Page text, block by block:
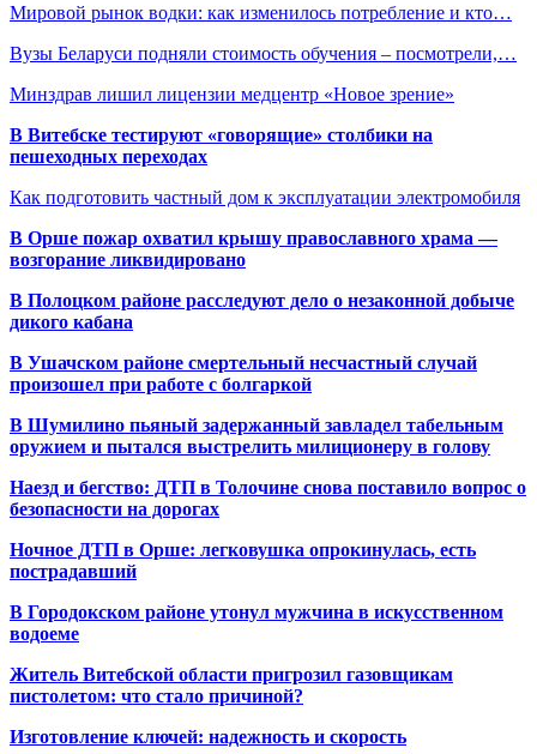
Мировой рынок водки: как изменилось потребление и кто…
Вузы Беларуси подняли стоимость обучения – посмотрели,…
Минздрав лишил лицензии медцентр «Новое зрение»
В Витебске тестируют «говорящие» столбики на
пешеходных переходах
Как подготовить частный дом к эксплуатации электромобиля
В Орше пожар охватил крышу православного храма —
возгорание ликвидировано
В Полоцком районе расследуют дело о незаконной добыче
дикого кабана
В Ушачском районе смертельный несчастный случай
произошел при работе с болгаркой
В Шумилино пьяный задержанный завладел табельным
оружием и пытался выстрелить милиционеру в голову
Наезд и бегство: ДТП в Толочине снова поставило вопрос о
безопасности на дорогах
Ночное ДТП в Орше: легковушка опрокинулась, есть
пострадавший
В Городокском районе утонул мужчина в искусственном
водоеме
Житель Витебской области пригрозил газовщикам
пистолетом: что стало причиной?
Изготовление ключей: надежность и скорость